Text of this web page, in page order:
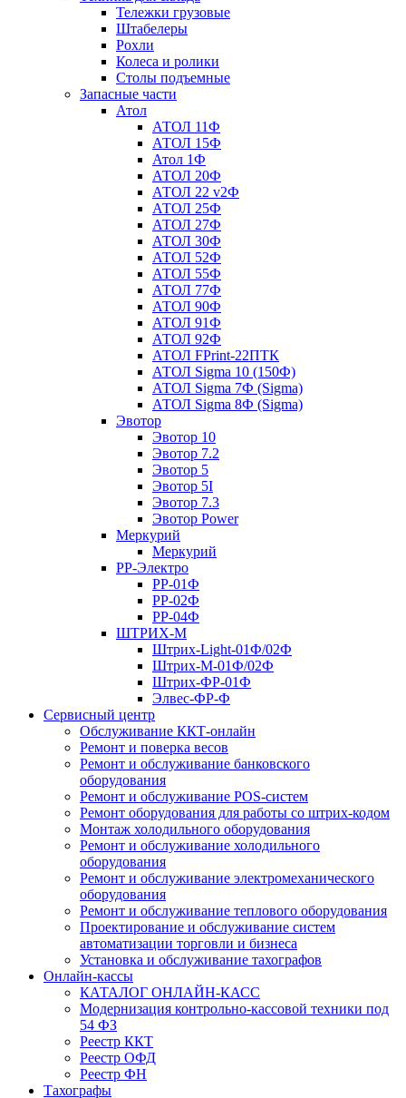
Тележки грузовые
Штабелеры
Рохли
Колеса и ролики
Столы подъемные
Запасные части
Атол
АТОЛ 11Ф
АТОЛ 15Ф
Атол 1Ф
АТОЛ 20Ф
АТОЛ 22 v2Ф
АТОЛ 25Ф
АТОЛ 27Ф
АТОЛ 30Ф
АТОЛ 52Ф
АТОЛ 55Ф
АТОЛ 77Ф
АТОЛ 90Ф
АТОЛ 91Ф
АТОЛ 92Ф
АТОЛ FPrint-22ПТК
АТОЛ Sigma 10 (150Ф)
АТОЛ Sigma 7Ф (Sigma)
АТОЛ Sigma 8Ф (Sigma)
Эвотор
Эвотор 10
Эвотор 7.2
Эвотор 5
Эвотор 5I
Эвотор 7.3
Эвотор Power
Меркурий
Меркурий
РР-Электро
РР-01Ф
РР-02Ф
РР-04Ф
ШТРИХ-М
Штрих-Light-01Ф/02Ф
Штрих-М-01Ф/02Ф
Штрих-ФР-01Ф
Элвес-ФР-Ф
Сервисный центр
Обслуживание ККТ-онлайн
Ремонт и поверка весов
Ремонт и обслуживание банковского
оборудования
Ремонт и обслуживание POS-систем
Ремонт оборудования для работы со штрих-кодом
Монтаж холодильного оборудования
Ремонт и обслуживание холодильного
оборудования
Ремонт и обслуживание электромеханического
оборудования
Ремонт и обслуживание теплового оборудования
Проектирование и обслуживание систем
автоматизации торговли и бизнеса
Установка и обслуживание тахографов
Онлайн-кассы
КАТАЛОГ ОНЛАЙН-КАСС
Модернизация контрольно-кассовой техники под
54 ФЗ
Реестр ККТ
Реестр ОФД
Реестр ФН
Тахографы